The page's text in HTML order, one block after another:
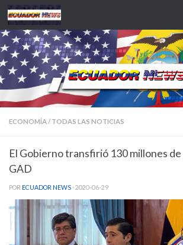
Saltar al contenido
ECONOMÍA/ TODAS LAS NOTICIAS
El Gobierno transfirió 130 millones de
GAD
POR ECUADOR NEWS · 2020-06-29